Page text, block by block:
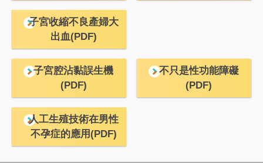
子宮收縮不良產婦大
出血(PDF)
子宮腔沾黏誤生機
(PDF)
不只是性功能障礙
(PDF)
人工生殖技術在男性
不孕症的應用(PDF)